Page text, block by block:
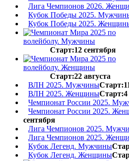
Лига Чемпионов 2026.
Кубок Победы 2025.
Кубок Победы 2025.
Старт:12 сентября
Старт:22 августа
ВЛН 2025. Мужчины
ВЛН 2025. Женщины
Чемпионат России 2025.
Чемпионат России 2025.
сентября
Лига Чемпионов 2025.
Лига Чемпионов 2025.
Кубок Легенд. Мужчины
Кубок Легенд. Женщины